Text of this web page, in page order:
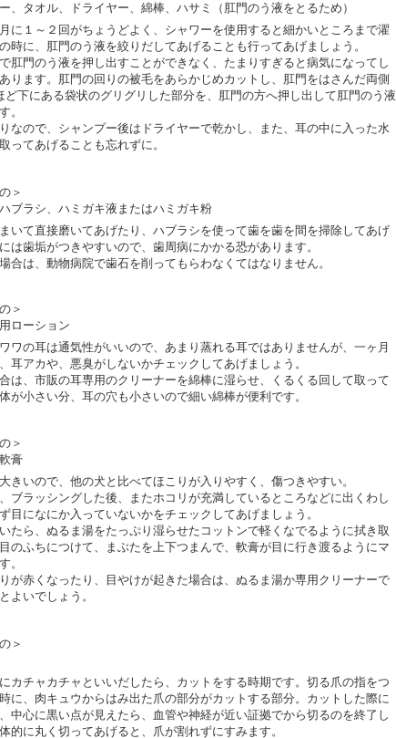
、タオル、ドライヤー、綿棒、ハサミ（肛門のう液をとるため）
に１～２回がちょうどよく、シャワーを使用すると細かいところまで濯
時に、肛門のう液を絞りだしてあげることも行ってあげましょう。
肛門のう液を押し出すことができなく、たまりすぎると病気になってし
ります。肛門の回りの被毛をあらかじめカットし、肛門をはさんだ両側
ど下にある袋状のグリグリした部分を、肛門の方へ押し出して肛門のう液
。
なので、シャンプー後はドライヤーで乾かし、また、耳の中に入った水
ってあげることも忘れずに。
＞
ブラシ、ハミガキ液またはハミガキ粉
いて直接磨いてあげたり、ハブラシを使って歯を歯を間を掃除してあげ
は歯垢がつきやすいので、歯周病にかかる恐があります。
合は、動物病院で歯石を削ってもらわなくてはなりません。
＞
ローション
ワの耳は通気性がいいので、あまり蒸れる耳ではありませんが、一ヶ月
耳アカや、悪臭がしないかチェックしてあげましょう。
は、市販の耳専用のクリーナーを綿棒に湿らせ、くるくる回して取って
が小さい分、耳の穴も小さいので細い綿棒が便利です。
＞
膏
きいので、他の犬と比べてほこりが入りやすく、傷つきやすい。
ブラッシングした後、またホコリが充満しているところなどに出くわし
目になにか入っていないかをチェックしてあげましょう。
たら、ぬるま湯をたっぷり湿らせたコットンで軽くなでるように拭き取
のふちにつけて、まぶたを上下つまんで、軟膏が目に行き渡るようにマ
。
が赤くなったり、目やけが起きた場合は、ぬるま湯か専用クリーナーで
よいでしょう。
＞
カチャカチャといいだしたら、カットをする時期です。切る爪の指をつ
に、肉キュウからはみ出た爪の部分がカットする部分。カットした際に
中心に黒い点が見えたら、血管や神経が近い証拠でから切るのを終了し
的に丸く切ってあげると、爪が割れずにすみます。